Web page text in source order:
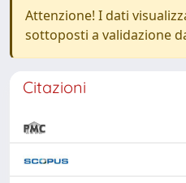
Attenzione! I dati
sottoposti a validazione
Citazioni